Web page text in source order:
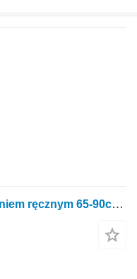
Bomet P570 Pielnik z prowadzeniem ręcznym 65-90cm Nembus